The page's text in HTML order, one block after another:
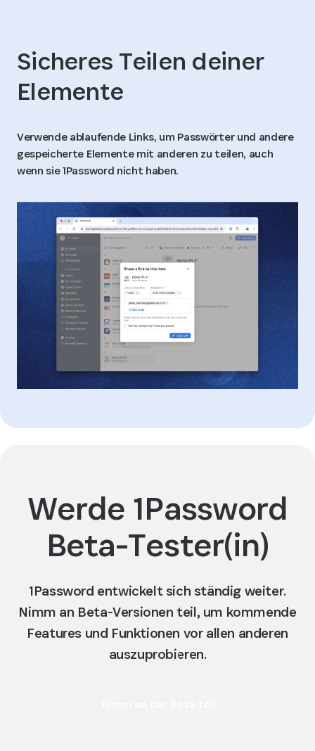
Sicheres Teilen deiner
Elemente
Verwende ablaufende Links, um Passwörter und andere
gespeicherte Elemente mit anderen zu teilen, auch
wenn sie 1Password nicht haben.
Werde 1Password
Beta-Tester(in)
1Password entwickelt sich ständig weiter.
Nimm an Beta-Versionen teil, um kommende
Features und Funktionen vor allen anderen
auszuprobieren.